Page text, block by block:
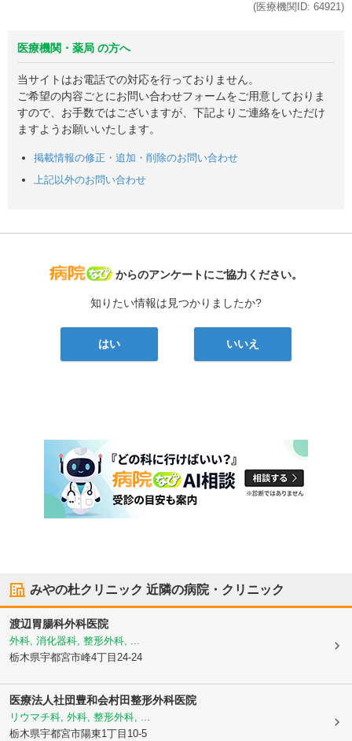
(医療機関ID: 64921)
医療機関・薬局 の方へ
当サイトはお電話での対応を行っておりません。
ご希望の内容ごとにお問い合わせフォームをご用意しておりま
すので、お手数ではございますが、下記よりご連絡をいただけ
ますようお願いいたします。
掲載情報の修正・追加・削除のお問い合わせ
上記以外のお問い合わせ
病院なび
からのアンケートにご協力ください。
知りたい情報は見つかりましたか?
はい いいえ
みやの杜クリニック 近隣の病院・クリニック
渡辺胃腸科外科医院
外科, 消化器科, 整形外科, ...
栃木県宇都宮市峰4丁目24-24
医療法人社団豊和会村田整形外科医院
リウマチ科, 外科, 整形外科, ...
栃木県宇都宮市陽東1丁目10-5